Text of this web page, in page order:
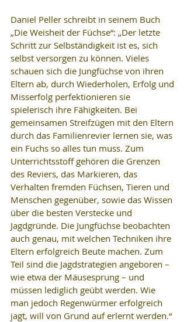
Daniel Peller schreibt in seinem Buch
„Die Weisheit der Füchse“: „Der letzte
Schritt zur Selbständigkeit ist es, sich
selbst versorgen zu können. Vieles
schauen sich die Jungfüchse von ihren
Eltern ab, durch Wiederholen, Erfolg und
Misserfolg perfektionieren sie
spielerisch ihre Fähigkeiten. Bei
gemeinsamen Streifzügen mit den Eltern
durch das Familienrevier lernen sie, was
ein Fuchs so alles tun muss. Zum
Unterrichtsstoff gehören die Grenzen
des Reviers, das Markieren, das
Verhalten fremden Füchsen, Tieren und
Menschen gegenüber, sowie das Wissen
über die besten Verstecke und
Jagdgründe. Die Jungfüchse beobachten
auch genau, mit welchen Techniken ihre
Eltern erfolgreich Beute machen. Zum
Teil sind die Jagdstrategien angeboren –
wie etwa der Mäusesprung – und
müssen lediglich geübt werden. Wie
man jedoch Regenwürmer erfolgreich
jagt, will von Grund auf erlernt werden.“